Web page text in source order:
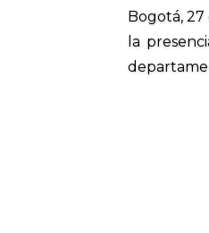
Bogotá,
la